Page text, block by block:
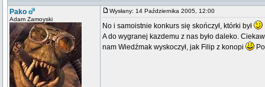
Pako
Adam Zamoyski
Wysłany: 14 Października 2005, 12:00
No i samoistnie konkurs się skończył, którki był
A do wygranej kazdemu z nas było daleko.
nam Wiedźmak wyskoczył, jak Filip z konopi